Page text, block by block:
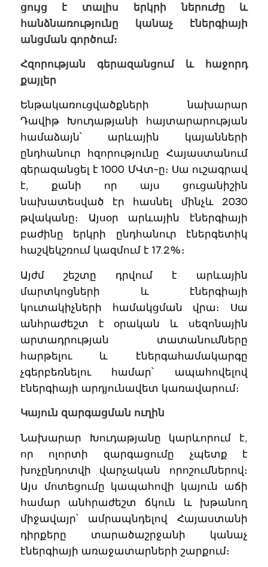
ցույց է տալիս երկրի ներուժը և
հանձնառությունը կանաչ էներգիայի
անցման գործում։
Հզորության գերազանցում և հաջորդ
քայլեր
Ենթակառուցվածքների նախարար
Դավիթ Խուդաթյանի հայտարարության
համաձայն՝ արևային կայանների
ընդհանուր հզորությունը Հայաստանում
գերազանցել է 1000 ՄՎտ-ը։ Սա ուշագրավ
է, քանի որ այս ցուցանիշին
նախատեսված էր հասնել մինչև 2030
թվականը։ Այսօր արևային էներգիայի
բաժինը երկրի ընդհանուր էներգետիկ
հաշվեկշռում կազմում է 17.2%։
Այժմ շեշտը դրվում է արևային
մարտկոցների և էներգիայի
կուտակիչների համակցման վրա։ Սա
անհրաժեշտ է օրական և սեզոնային
արտադրության տատանումները
հարթելու և էներգահամակարգը
չգերբեռնելու համար՝ ապահովելով
էներգիայի արդյունավետ կառավարում։
Կայուն զարգացման ուղին
Նախարար Խուդաթյանը կարևորում է,
որ ոլորտի զարգացումը չպետք է
խոչընդոտվի վարչական որոշումներով։
Այս մոտեցումը կապահովի կայուն աճի
համար անհրաժեշտ ճկուն և խթանող
միջավայր՝ ամրապնդելով Հայաստանի
դիրքերը տարածաշրջանի կանաչ
էներգիայի առաջատարների շարքում։